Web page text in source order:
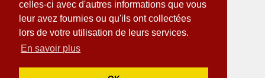
celles-ci avec d'autres informations que vous
leur avez fournies ou qu'ils ont collectées
lors de votre utilisation de leurs services.
En savoir plus